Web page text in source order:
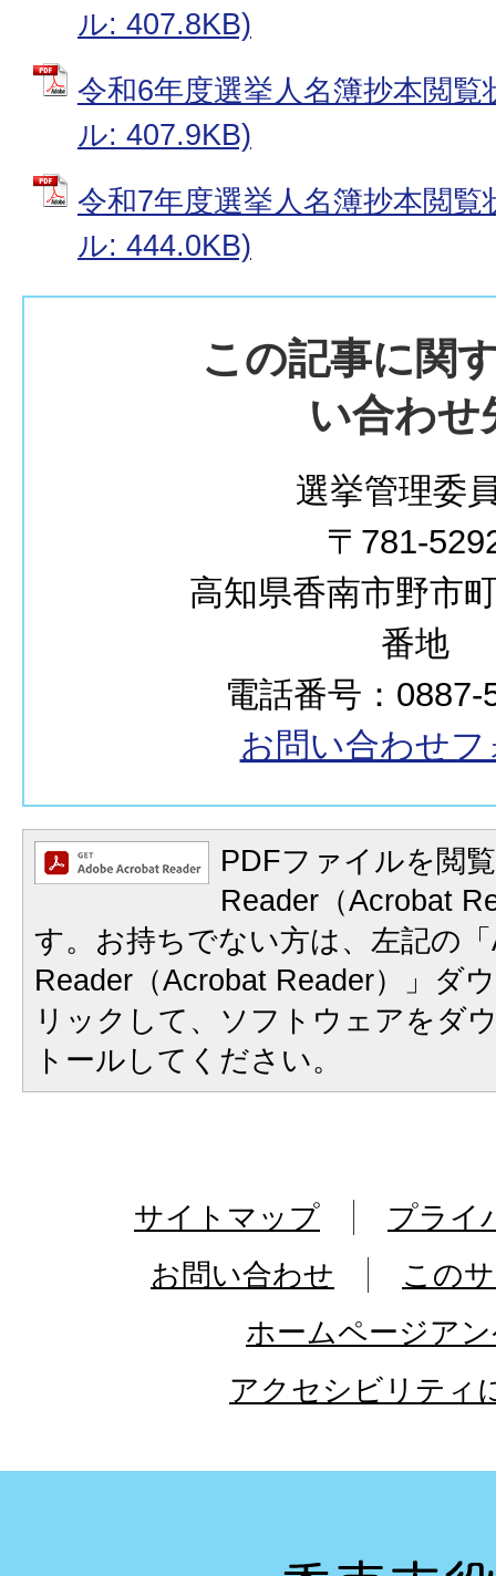
ル: 407.8KB)
令和6年度選挙人名簿抄本閲
ル: 407.9KB)
令和7年度選挙人名簿抄本閲
ル: 444.0KB)
この記事に関
い合わせ
選挙管理委
〒781-
高知県香南市野市
番地
電話番号：0887-
お問い合わせフ
PDFファイルを閲
Reader（Acrobat
す。お持ちでない方は、左記の
Reader（Acrobat Reader）」ダ
リックして、ソフトウェアをダ
トールしてください。
サイトマップ
プライ
お問い合わせ
この
ホームページア
アクセシビリティ